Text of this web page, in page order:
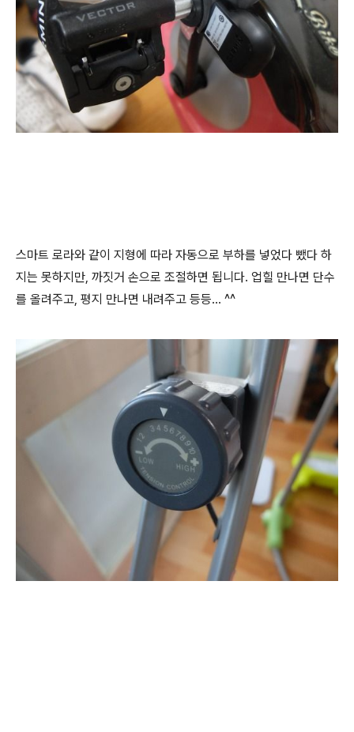
스마트 로라와 같이 지형에 따라 자동으로 부하를 넣었다 뺐다 하
지는 못하지만, 까짓거 손으로 조절하면 됩니다. 업힐 만나면 단수
를 올려주고, 평지 만나면 내려주고 등등... ^^